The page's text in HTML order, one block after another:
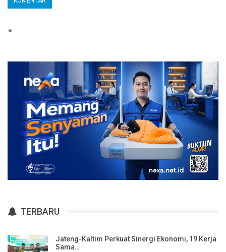
TERBARU
Jateng-Kaltim Perkuat Sinergi Ekonomi, 19 Kerja
Sama…